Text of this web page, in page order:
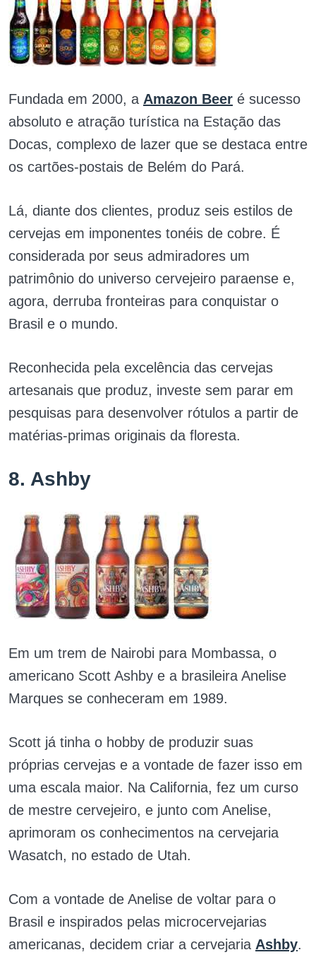
Fundada em 2000, a Amazon Beer é sucesso
absoluto e atração turística na Estação das
Docas, complexo de lazer que se destaca entre
os cartões-postais de Belém do Pará.
Lá, diante dos clientes, produz seis estilos de
cervejas em imponentes tonéis de cobre. É
considerada por seus admiradores um
patrimônio do universo cervejeiro paraense e,
agora, derruba fronteiras para conquistar o
Brasil e o mundo.
Reconhecida pela excelência das cervejas
artesanais que produz, investe sem parar em
pesquisas para desenvolver rótulos a partir de
matérias-primas originais da floresta.
8. Ashby
Em um trem de Nairobi para Mombassa, o
americano Scott Ashby e a brasileira Anelise
Marques se conheceram em 1989.
Scott já tinha o hobby de produzir suas
próprias cervejas e a vontade de fazer isso em
uma escala maior. Na California, fez um curso
de mestre cervejeiro, e junto com Anelise,
aprimoram os conhecimentos na cervejaria
Wasatch, no estado de Utah.
Com a vontade de Anelise de voltar para o
Brasil e inspirados pelas microcervejarias
americanas, decidem criar a cervejaria Ashby.